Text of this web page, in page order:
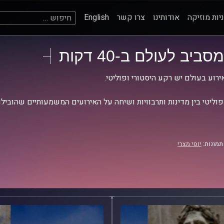
מוזיקה אודותינו צרו קשר English חיפוש:
מסביב לעולם ב-40 דקות
בעולם יש רקע היסטורי ופוליטי.
בין מדינות ותרבוויות ושיחה על האירועים המשמעותיים
יוסי מצרי